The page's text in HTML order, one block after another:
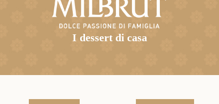
I dessert di casa